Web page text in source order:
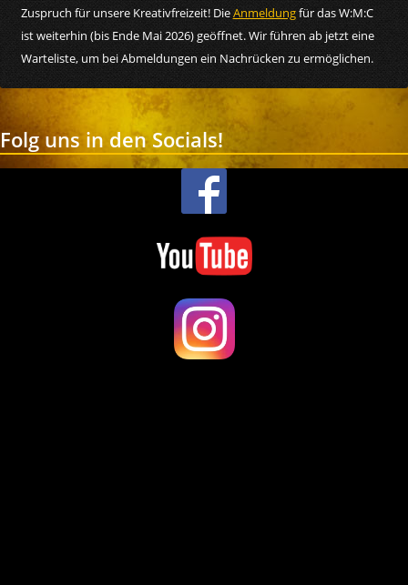
Zuspruch für unsere Kreativfreizeit! DieAnmeldungfür das W:M:C
ist weiterhin (bis Ende Mai 2026) geöffnet. Wir führen ab jetzt eine
Warteliste, um bei Abmeldungen ein Nachrücken zu ermöglichen.
Folg uns in den Socials!